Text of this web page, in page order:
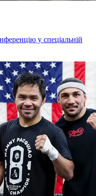
у спеціальній